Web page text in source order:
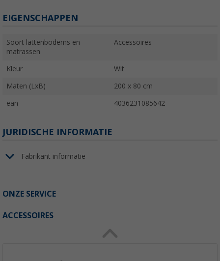
EIGENSCHAPPEN
Soort lattenbodems en
matrassen
Accessoires
Kleur Wit
Maten (LxB) 200 x 80 cm
ean 4036231085642
JURIDISCHE INFORMATIE
Fabrikant informatie
ONZE SERVICE
ACCESSOIRES